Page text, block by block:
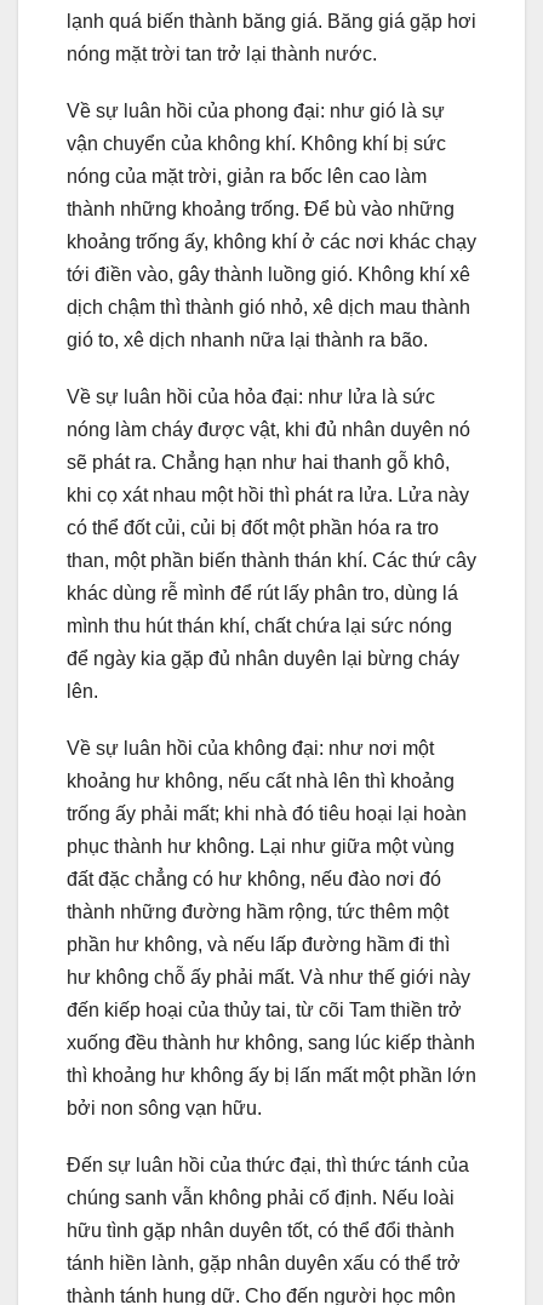
lạnh quá biến thành băng giá. Băng giá gặp hơi
nóng mặt trời tan trở lại thành nước.
Về sự luân hồi của phong đại: như gió là sự
vận chuyển của không khí. Không khí bị sức
nóng của mặt trời, giản ra bốc lên cao làm
thành những khoảng trống. Ðể bù vào những
khoảng trống ấy, không khí ở các nơi khác chạy
tới điền vào, gây thành luồng gió. Không khí xê
dịch chậm thì thành gió nhỏ, xê dịch mau thành
gió to, xê dịch nhanh nữa lại thành ra bão.
Về sự luân hồi của hỏa đại: như lửa là sức
nóng làm cháy được vật, khi đủ nhân duyên nó
sẽ phát ra. Chẳng hạn như hai thanh gỗ khô,
khi cọ xát nhau một hồi thì phát ra lửa. Lửa này
có thể đốt củi, củi bị đốt một phần hóa ra tro
than, một phần biến thành thán khí. Các thứ cây
khác dùng rễ mình để rút lấy phân tro, dùng lá
mình thu hút thán khí, chất chứa lại sức nóng
để ngày kia gặp đủ nhân duyên lại bừng cháy
lên.
Về sự luân hồi của không đại: như nơi một
khoảng hư không, nếu cất nhà lên thì khoảng
trống ấy phải mất; khi nhà đó tiêu hoại lại hoàn
phục thành hư không. Lại như giữa một vùng
đất đặc chẳng có hư không, nếu đào nơi đó
thành những đường hầm rộng, tức thêm một
phần hư không, và nếu lấp đường hầm đi thì
hư không chỗ ấy phải mất. Và như thế giới này
đến kiếp hoại của thủy tai, từ cõi Tam thiền trở
xuống đều thành hư không, sang lúc kiếp thành
thì khoảng hư không ấy bị lấn mất một phần lớn
bởi non sông vạn hữu.
Ðến sự luân hồi của thức đại, thì thức tánh của
chúng sanh vẫn không phải cố định. Nếu loài
hữu tình gặp nhân duyên tốt, có thể đổi thành
tánh hiền lành, gặp nhân duyên xấu có thể trở
thành tánh hung dữ. Cho đến người học môn